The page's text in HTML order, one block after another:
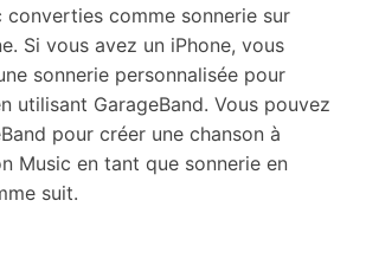
converties comme sonnerie sur
Si vous avez un iPhone, vous
sonnerie personnalisée pour
utilisant GarageBand. Vous pouvez
pour créer une chanson à
Music en tant que sonnerie en
suit.